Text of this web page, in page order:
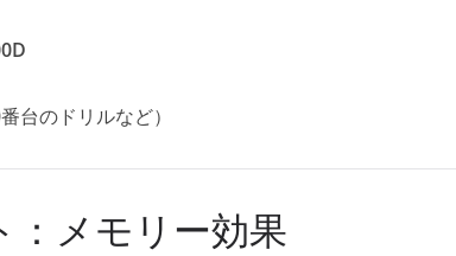
台のドリルなど）
：メモリー効果